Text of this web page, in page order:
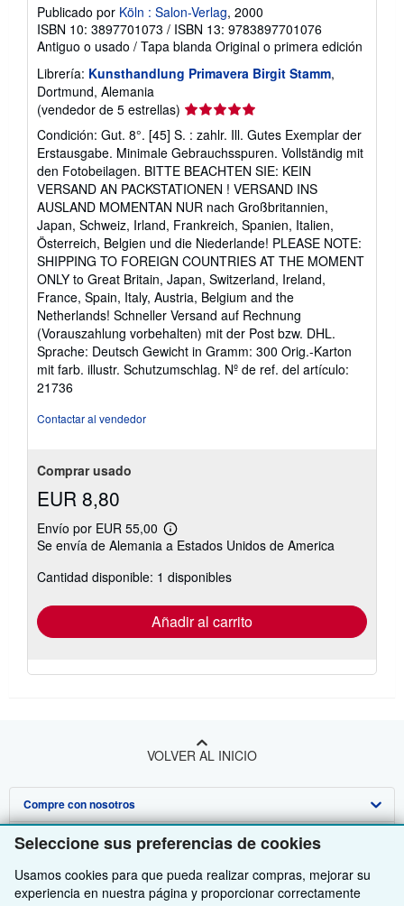
Seleccione sus preferencias de cookies
Usamos cookies para que pueda realizar compras, mejorar su
experiencia en nuestra página y proporcionar correctamente
Publicado por Köln : Salon-Verlag, 2000
ISBN 10: 3897701073 / ISBN 13: 9783897701076
Antiguo o usado / Tapa blanda Original o primera edición
Librería: Kunsthandlung Primavera Birgit Stamm,
Dortmund, Alemania
(vendedor de 5 estrellas) Calificación
vendedor:
5
de
5
estrellas
Condición: Gut. 8°. [45] S. : zahlr. Ill. Gutes Exemplar der
Erstausgabe. Minimale Gebrauchsspuren. Vollständig mit
den Fotobeilagen. BITTE BEACHTEN SIE: KEIN
VERSAND AN PACKSTATIONEN ! VERSAND INS
AUSLAND MOMENTAN NUR nach Großbritannien,
Japan, Schweiz, Irland, Frankreich, Spanien, Italien,
Österreich, Belgien und die Niederlande! PLEASE NOTE:
SHIPPING TO FOREIGN COUNTRIES AT THE MOMENT
ONLY to Great Britain, Japan, Switzerland, Ireland,
France, Spain, Italy, Austria, Belgium and the
Netherlands! Schneller Versand auf Rechnung
(Vorauszahlung vorbehalten) mit der Post bzw. DHL.
Sprache: Deutsch Gewicht in Gramm: 300 Orig.-Karton
mit farb. illustr. Schutzumschlag. Nº de ref. del artículo:
21736
Contactar al vendedor
Comprar usado
EUR 8,80
Envío por EUR 55,00
Más
información
las
tarifas
envío
Se envía de Alemania a Estados Unidos de America
Cantidad disponible: 1 disponibles
Añadir al carrito
VOLVER AL INICIO
Compre con nosotros
Búsqueda avanzada
Colecciones
Venda con nosotros
Comenzar a vender
Sobre nosotros